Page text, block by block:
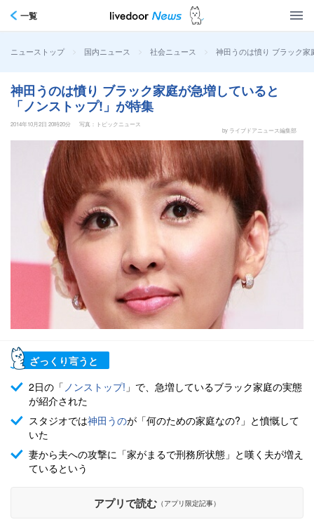
一覧
ニューストップ > 国内ニュース > 社会ニュース > 神田うのは憤り ブラック
神田うのは憤り ブラック家庭が急増していると
「ノンストップ!」が特集
2014年10月2日 20時20分
写真：トピックニュース
by ライブドアニュース編集部
ざっくり言うと
2日の「 ノンストップ! 」で、急増しているブラック家庭の実態
が紹介された
スタジオでは神田うのが「何のための家庭なの?」と憤慨して
いた
妻から夫への攻撃に「家がまるで刑務所状態」と嘆く夫が増え
ているという
アプリで読む （アプリ限定記事）